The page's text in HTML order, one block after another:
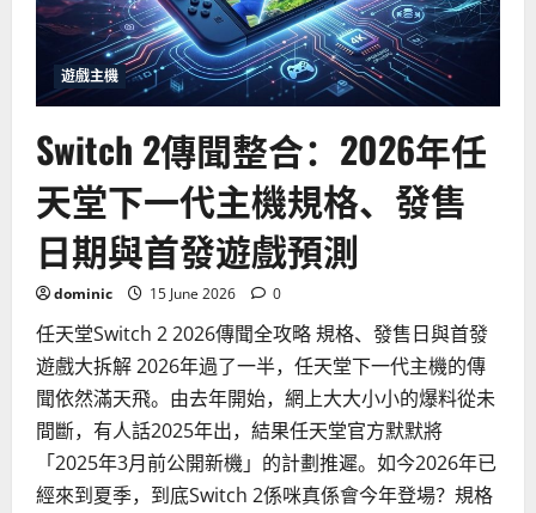
嘅
PS5
與
Xbox
Series
隱
功
遊戲主機
Switch 2傳聞整合：2026年任
天堂下一代主機規格、發售
日期與首發遊戲預測
dominic 15 June 2026 0
任天堂Switch 2 2026傳聞全攻略 規格、發售日與首發
遊戲大拆解 2026年過了一半，任天堂下一代主機的傳
聞依然滿天飛。由去年開始，網上大大小小的爆料從未
間斷，有人話2025年出，結果任天堂官方默默將
「2025年3月前公開新機」的計劃推遲。如今2026年已
經來到夏季，到底Switch 2係咪真係會今年登場？規格